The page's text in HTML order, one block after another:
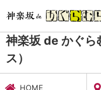
暮らし・娯楽
ニュース
神楽坂 de かぐら
ス）
HOME